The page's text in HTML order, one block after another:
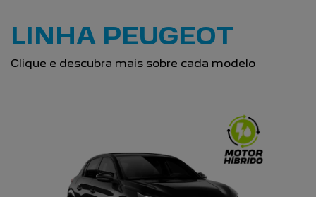
LINHA PEUGEOT
Clique e descubra mais sobre cada modelo